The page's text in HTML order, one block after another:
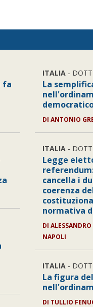
fa
ITALIA -
La
DI ANTONIO
ITALIA -
Legge
cancella i
coerenza
normativa
DI
NAPOLI
ITALIA -
La figura
DI TULLIO